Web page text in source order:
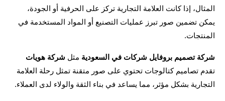
المثال، إذا كانت العلامة التجارية تركز على الحرفية أو الجودة،
يمكن تضمين صور تبرز عمليات التصنيع أو المواد المستخدمة في
تصميم بروفايل شركات في السعودية مثل شركة هويات
بشكل مؤثر، مما يساعد في بناء الثقة والولاء لدى العملاء.